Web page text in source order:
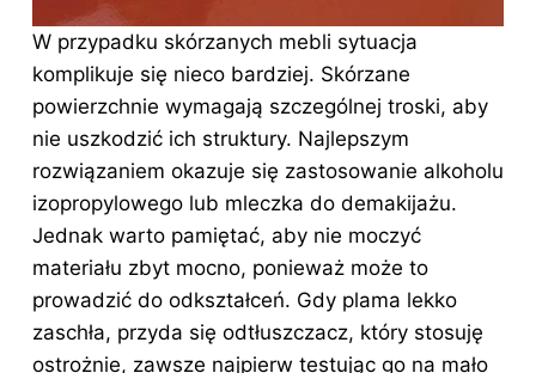
W przypadku skórzanych mebli sytuacja
komplikuje się nieco bardziej. Skórzane
powierzchnie wymagają szczególnej troski, aby
nie uszkodzić ich struktury. Najlepszym
rozwiązaniem okazuje się zastosowanie alkoholu
izopropylowego lub mleczka do demakijażu.
Jednak warto pamiętać, aby nie moczyć
materiału zbyt mocno, ponieważ może to
prowadzić do odkształceń. Gdy plama lekko
zaschła, przyda się odtłuszczacz, który stosuję
ostrożnie, zawsze najpierw testując go na mało